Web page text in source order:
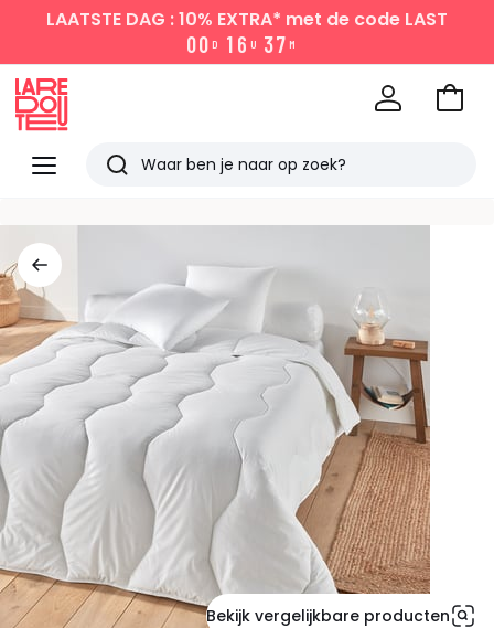
LAATSTE DAG : 10% EXTRA* met de code LAST
00 D 1 6 U 37 M
Menu
Redoute
Zoeken
Naar
Bekijk vergelijkbare producten